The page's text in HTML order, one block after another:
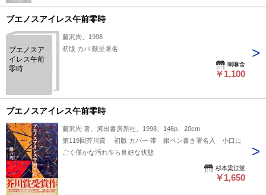
ブエノスアイレス午前零時
ブエノスア
イレス午前
零時
藤沢周、1998
初版 カバ 献呈署名
喇嘛舎
￥1,100
ブエノスアイレス午前零時
藤沢周 著、河出書房新社、1998、146p、20cm
第119回芥川賞 初版 カバー 帯 銀ペン書き署名入 小口に
ごく僅かな汚れ乍ら良好な状態
杉本梁江堂
￥1,650